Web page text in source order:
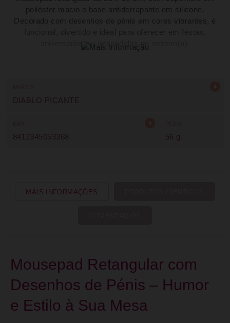
poliéster macio e base antiderrapante em silicone.
Decorado com desenhos de pénis em cores vibrantes, é
aniversários ou despedidas de solteiro(a).
DIABLO PICANTE
8412345053368 56 g
MAIS INFORMAÇÕES
Mousepad Retangular com
Desenhos de Pénis – Humor
e Estilo à Sua Mesa